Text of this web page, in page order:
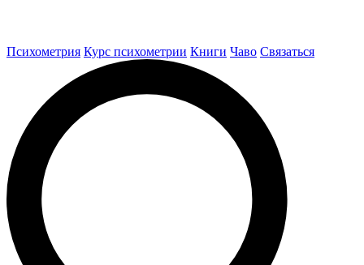
Психометрия Курс психометрии Книги Чаво Связаться